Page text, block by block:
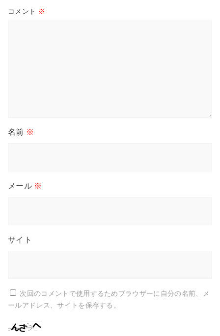
コメント ※
名前 ※
メール ※
サイト
次回のコメントで使用するためブラウザーに自分の名前、メ
ールアドレス、サイトを保存する。